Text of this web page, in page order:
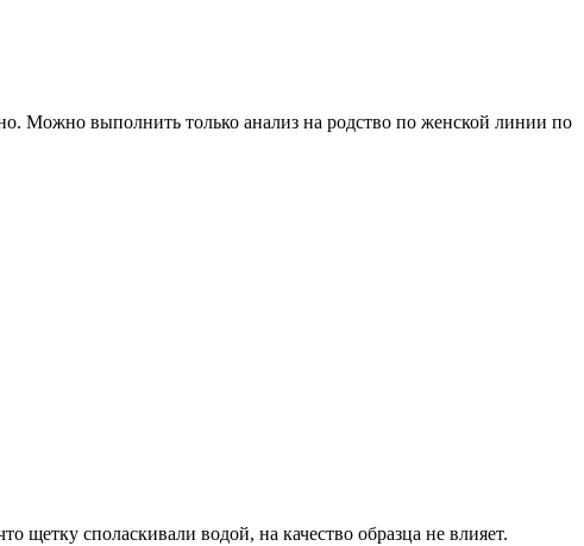
Можно выполнить только анализ на родство по женской линии по
щетку споласкивали водой, на качество образца не влияет.